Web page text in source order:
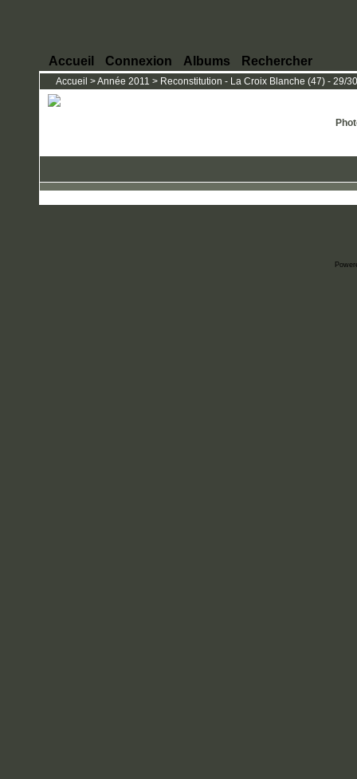
Accueil Connexion Albums Rechercher
Accueil >Année 2011 > Reconstitution - La Croix Blanche (47) - 29/